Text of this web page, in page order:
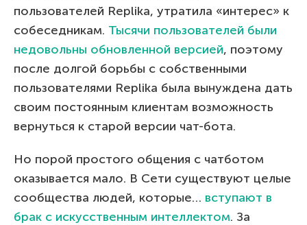
пользователей Replika, утратила «интерес» к
собеседникам. Тысячи пользователей были
недовольны обновленной версией, поэтому
после долгой борьбы с собственными
пользователями Replika была вынуждена дать
своим постоянным клиентам возможность
вернуться к старой версии чат-бота.
Но порой простого общения с чатботом
оказывается мало. В Сети существуют целые
сообщества людей, которые… вступают в
брак с искусственным интеллектом. За